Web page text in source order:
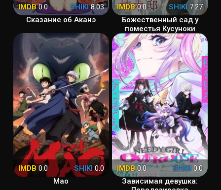
IMDB0.0 SHIKI8.03
Сказание об Аканэ
IMDB0.0 SHIKI 7.27
Божественный сад у
поместья Кусуноки
IMDB 0.0 SHIKI0.0
Мао
IMDB0.0 SHIKI 0.0
Зависимая девушка: